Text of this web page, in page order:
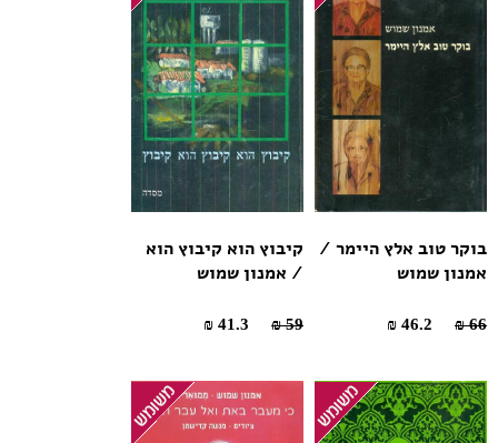
בוקר טוב אלץ היימר /
אמנון שמוש
66 ₪
קיבוץ הוא קיבוץ הוא
/ אמנון שמוש
59 ₪